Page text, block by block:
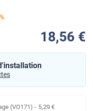
%
18,56 €
(VO171) - 5,29 €